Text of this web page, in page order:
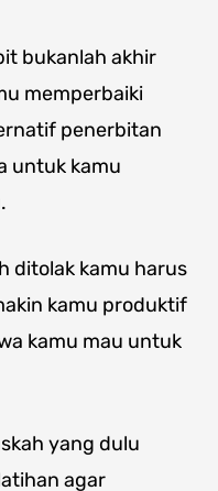
bukanlah akhir
memperbaiki
penerbitan
untuk kamu
ditolak kamu harus
kamu produktif
kamu mau untuk
yang dulu
agar